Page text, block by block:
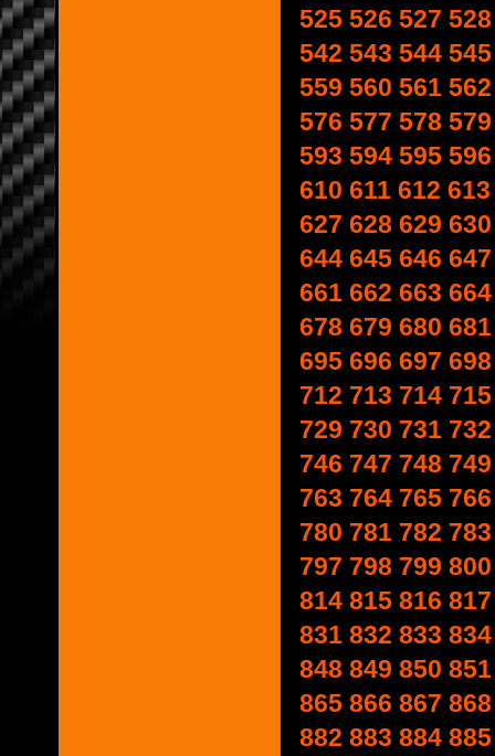
525 526 527 528
542 543 544 545
559 560 561 562
576 577 578 579
593 594 595 596
610 611 612 613
627 628 629 630
644 645 646 647
661 662 663 664
678 679 680 681
695 696 697 698
712 713 714 715
729 730 731 732
746 747 748 749
763 764 765 766
780 781 782 783
797 798 799 800
814 815 816 817
831 832 833 834
848 849 850 851
865 866 867 868
882 883 884 885